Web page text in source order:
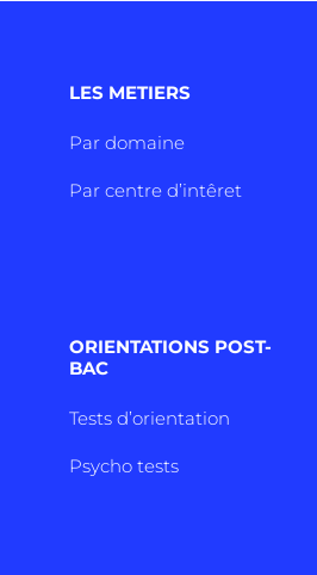
LES METIERS
Par domaine
Par centre d’intêret
ORIENTATIONS POST-
BAC
Tests d’orientation
Psycho tests